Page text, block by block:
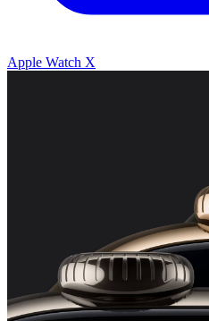
Apple Watch X